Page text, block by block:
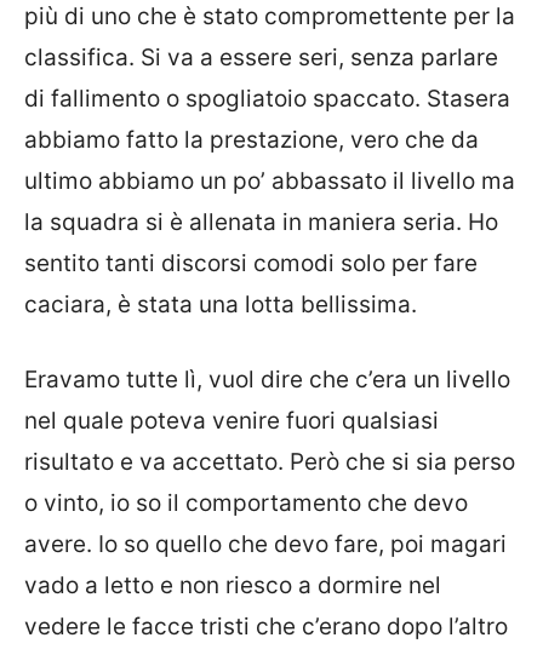
più di uno che è stato compromettente per la
classifica. Si va a essere seri, senza parlare
di fallimento o spogliatoio spaccato. Stasera
abbiamo fatto la prestazione, vero che da
ultimo abbiamo un po’ abbassato il livello ma
la squadra si è allenata in maniera seria. Ho
sentito tanti discorsi comodi solo per fare
caciara, è stata una lotta bellissima.
Eravamo tutte lì, vuol dire che c’era un livello
nel quale poteva venire fuori qualsiasi
risultato e va accettato. Però che si sia perso
o vinto, io so il comportamento che devo
avere. Io so quello che devo fare, poi magari
vado a letto e non riesco a dormire nel
vedere le facce tristi che c’erano dopo l’altro